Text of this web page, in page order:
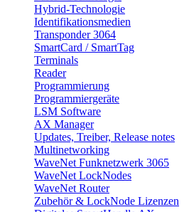
Hybrid-Technologie
Identifikationsmedien
Transponder 3064
SmartCard / SmartTag
Terminals
Reader
Programmierung
Programmiergeräte
LSM Software
AX Manager
Updates, Treiber, Release notes
Multinetworking
WaveNet Funknetzwerk 3065
WaveNet LockNodes
WaveNet Router
Zubehör & LockNode Lizenzen